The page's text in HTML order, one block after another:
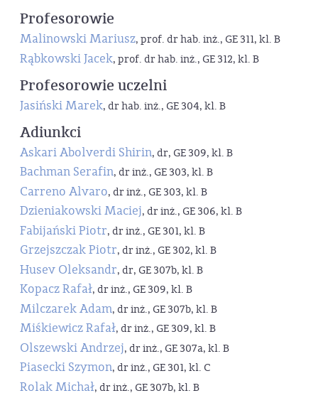
Profesorowie
Malinowski Mariusz, prof. dr hab. inż., GE 311, kl. B
Rąbkowski Jacek, prof. dr hab. inż., GE 312, kl. B
Profesorowie uczelni
Jasiński Marek, dr hab. inż., GE 304, kl. B
Adiunkci
Askari Abolverdi Shirin, dr, GE 309, kl. B
Bachman Serafin, dr inż., GE 303, kl. B
Carreno Alvaro, dr inż., GE 303, kl. B
Dzieniakowski Maciej, dr inż., GE 306, kl. B
Fabijański Piotr, dr inż., GE 301, kl. B
Grzejszczak Piotr, dr inż., GE 302, kl. B
Husev Oleksandr, dr, GE 307b, kl. B
Kopacz Rafał, dr inż., GE 309, kl. B
Milczarek Adam, dr inż., GE 307b, kl. B
Miśkiewicz Rafał, dr inż., GE 309, kl. B
Olszewski Andrzej, dr inż., GE 307a, kl. B
Piasecki Szymon, dr inż., GE 301, kl. C
Rolak Michał, dr inż., GE 307b, kl. B